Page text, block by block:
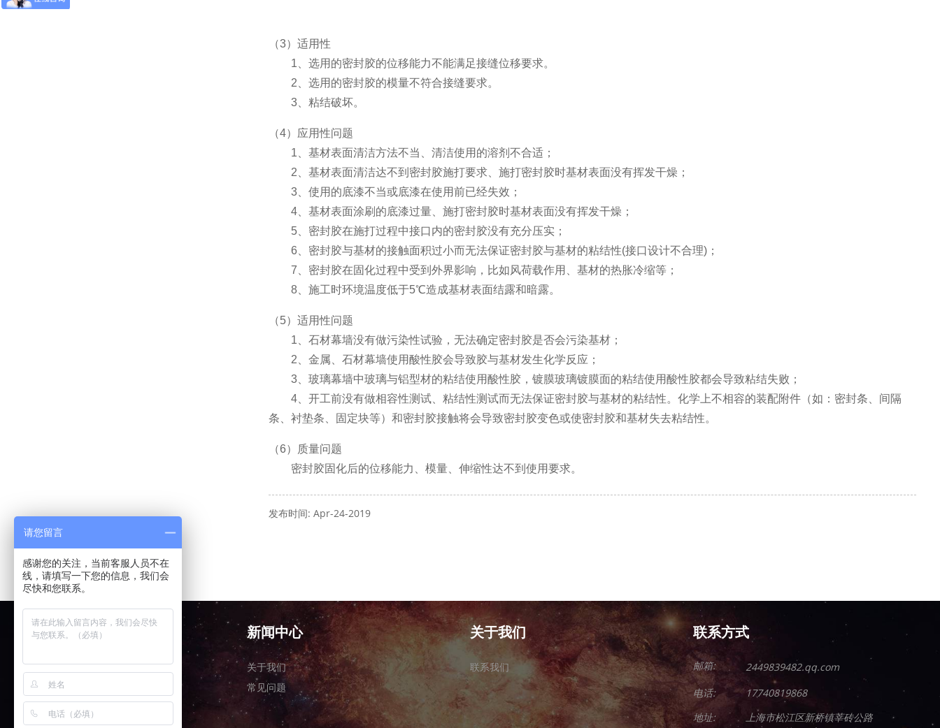
（3）适用性
1、选用的密封胶的位移能力不能满足接缝位移要求。
2、选用的密封胶的模量不符合接缝要求。
3、粘结破坏。
（4）应用性问题
1、基材表面清洁方法不当、清洁使用的溶剂不合适；
2、基材表面清洁达不到密封胶施打要求、施打密封胶时基材表面没有挥发干燥；
3、使用的底漆不当或底漆在使用前已经失效；
4、基材表面涂刷的底漆过量、施打密封胶时基材表面没有挥发干燥；
5、密封胶在施打过程中接口内的密封胶没有充分压实；
6、密封胶与基材的接触面积过小而无法保证密封胶与基材的粘结性(接口设计不合理)；
7、密封胶在固化过程中受到外界影响，比如风荷载作用、基材的热胀冷缩等；
8、施工时环境温度低于5℃造成基材表面结露和暗露。
（5）适用性问题
1、石材幕墙没有做污染性试验，无法确定密封胶是否会污染基材；
2、金属、石材幕墙使用酸性胶会导致胶与基材发生化学反应；
3、玻璃幕墙中玻璃与铝型材的粘结使用酸性胶，镀膜玻璃镀膜面的粘结使用酸性胶都会导致粘结失败；
4、开工前没有做相容性测试、粘结性测试而无法保证密封胶与基材的粘结性。化学上不相容的装配附件（如：密封条、间隔
条、衬垫条、固定块等）和密封胶接触将会导致密封胶变色或使密封胶和基材失去粘结性。
（6）质量问题
密封胶固化后的位移能力、模量、伸缩性达不到使用要求。
发布时间: Apr-24-2019
产品中心
关于我们
新闻中心
关于我们
常见问题
关于我们
联系我们
联系方式
邮箱:
2449839482.qq.com
电话:
17740819868
地址:
上海市松江区新桥镇莘砖公路
请您留言
感谢您的关注，当前客服人员不在
线，请填写一下您的信息，我们会
尽快和您联系。